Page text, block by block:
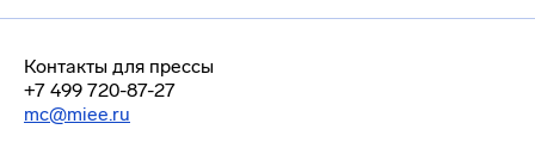
Контакты для прессы
+7 499 720-87-27
mc@miee.ru